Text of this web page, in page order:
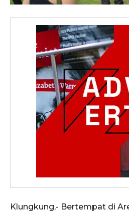
Klungkung,- Bertempat di